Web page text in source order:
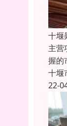
十堰
主营
握的
十堰
22-